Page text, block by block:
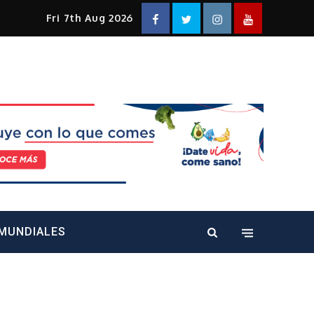
Fri 7th Aug 2026 FacebookTwitterInstagramYouTube